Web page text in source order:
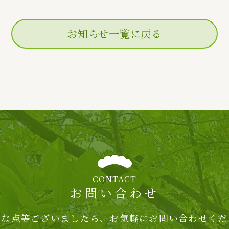
お知らせ一覧に戻る
CONTACT
お問い合わせ
点等ございましたら、お気軽にお問い合わせく